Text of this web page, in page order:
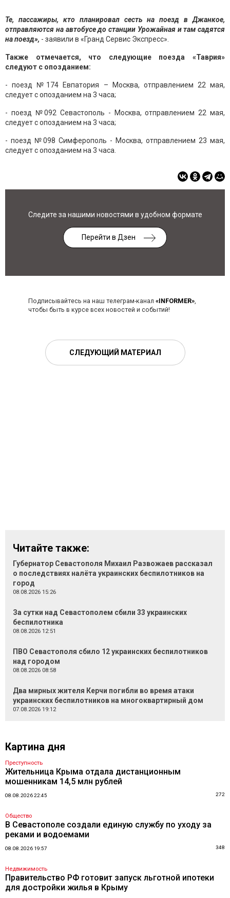
Те, пассажиры, кто планировал сесть на поезд в Джанкое,
отправляются на автобусе до станции Урожайная и там садятся
на поезд», - заявили в «Гранд Сервис Экспресс».
Также отмечается, что следующие поезда «Таврия»
следуют с опозданием:
- поезд №174 Евпатория – Москва, отправлением 22 мая,
следует с опозданием на 3 часа;
- поезд №092 Севастополь - Москва, отправлением 22 мая,
следует с опозданием на 3 часа;
- поезд №098 Симферополь - Москва, отправлением 23 мая,
следует с опозданием на 3 часа.
Следите за нашими новостями в удобном формате
Перейти в Дзен
Подписывайтесь на наш телеграм-канал «INFORMER»,
чтобы быть в курсе всех новостей и событий!
СЛЕДУЮЩИЙ МАТЕРИАЛ
Читайте также:
Губернатор Севастополя Михаил Развожаев рассказал
о последствиях налёта украинских беспилотников на
город
08.08.2026 15:26
За сутки над Севастополем сбили 33 украинских
беспилотника
08.08.2026 12:51
ПВО Севастополя сбило 12 украинских беспилотников
над городом
08.08.2026 08:58
Два мирных жителя Керчи погибли во время атаки
украинских беспилотников на многоквартирный дом
07.08.2026 19:12
Картина дня
Преступность
Жительница Крыма отдала дистанционным
мошенникам 14,5 млн рублей
08.08.2026 22:45 272
Общество
В Севастополе создали единую службу по уходу за
реками и водоемами
08.08.2026 19:57 348
Недвижимость
Правительство РФ готовит запуск льготной ипотеки
для достройки жилья в Крыму